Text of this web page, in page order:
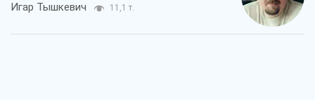
Игар Тышкевич 11,1 т.